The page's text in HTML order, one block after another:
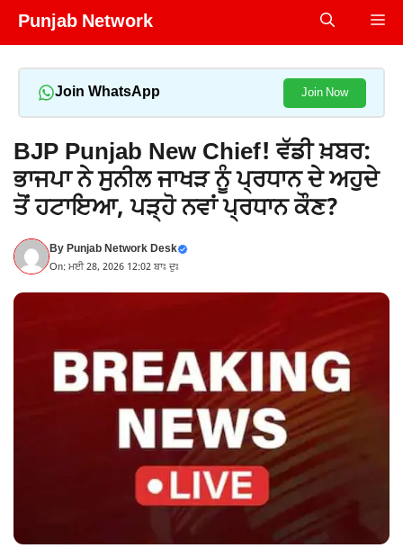
Skip
Punjab Network
Join WhatsApp Join Now
BJP Punjab New Chief! ਵੱਡੀ ਖ਼ਬਰ:
ਭਾਜਪਾ ਨੇ ਸੁਨੀਲ ਜਾਖੜ ਨੂੰ ਪ੍ਰਧਾਨ ਦੇ ਅਹੁਦੇ
ਤੋਂ ਹਟਾਇਆ, ਪੜ੍ਹੋ ਨਵਾਂ ਪ੍ਰਧਾਨ ਕੌਣ?
ByPunjab Network Desk
On: ਮਈ 28, 2026 12:02 ਬਾਃ ਦੁਃ